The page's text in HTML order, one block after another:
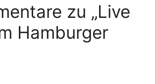
zu „Live
Hamburger